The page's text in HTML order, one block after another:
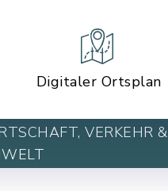
Digitaler Ortsplan
VERKEHR &